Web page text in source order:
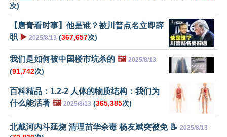
次)
【唐青看时事】他是谁？被川普点名立即辞
职 ▶️ 2025/8/13 (367,657次)
我们是如何被中国楼市坑杀的 🖼️ 2025/8/13
(91,742次)
百科精品：1.2-2 人体的物质结构：我们为
什么能活著 🖼️ 2025/8/13 (365,385次)
北戴河内斗延烧 清理苗华余毒 杨友斌突被免 📝 2025/8/13